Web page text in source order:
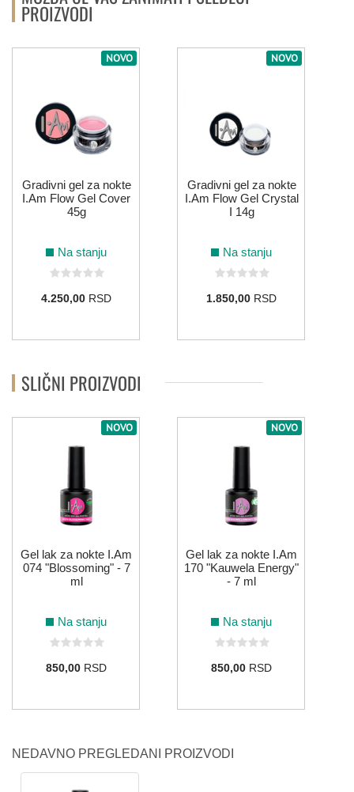
ROZE
TIRKIZNA
099
PROIZVODI
NOVO
Gradivni gel za nokte
I.Am Flow Gel Cover
45g
Na stanju
4.250,00RSD
NOVO
Gradivni gel za nokte
I.Am Flow Gel Crystal
I 14g
Na stanju
1.850,00RSD
SLIČNI PROIZVODI
NOVO
Gel lak za nokte I.Am
074 "Blossoming" - 7
ml
Na stanju
850,00RSD
NOVO
Gel lak za nokte I.Am
170 "Kauwela Energy"
- 7 ml
Na stanju
850,00RSD
NEDAVNO PREGLEDANI PROIZVODI